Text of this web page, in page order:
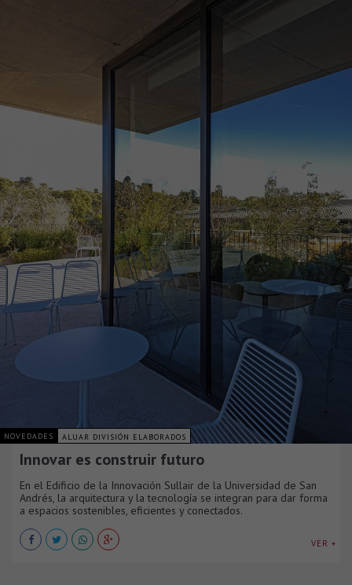
NOVEDADES ALUAR DIVISIÓN ELABORADOS
Innovar es construir futuro
En el Edificio de la Innovación Sullair de la Universidad de San
Andrés, la arquitectura y la tecnología se integran para dar forma
a espacios sostenibles, eficientes y conectados.
VER +